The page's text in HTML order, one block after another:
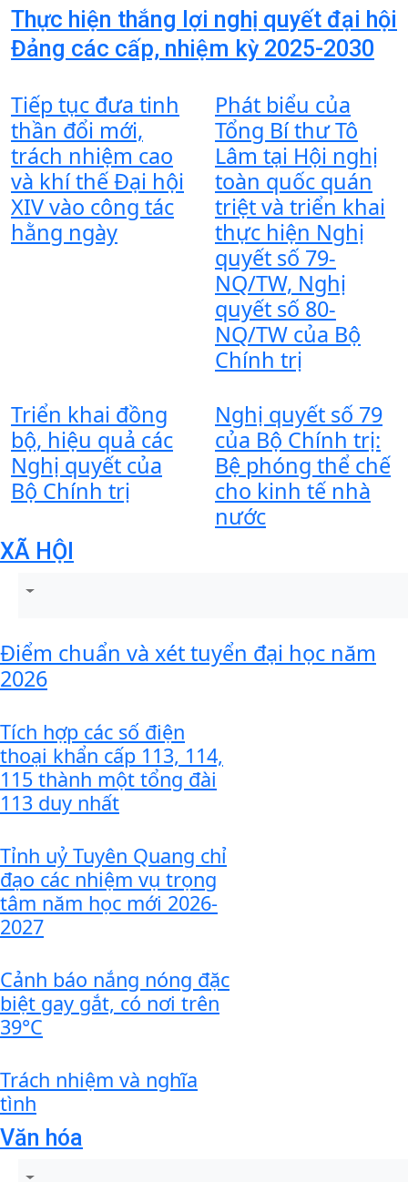
Thực hiện thắng lợi nghị quyết đại hội
Đảng các cấp, nhiệm kỳ 2025-2030
Tiếp tục đưa tinh
thần đổi mới,
trách nhiệm cao
và khí thế Đại hội
XIV vào công tác
hằng ngày
Phát biểu của
Tổng Bí thư Tô
Lâm tại Hội nghị
toàn quốc quán
triệt và triển khai
thực hiện Nghị
quyết số 79-
NQ/TW, Nghị
quyết số 80-
NQ/TW của Bộ
Chính trị
Triển khai đồng
bộ, hiệu quả các
Nghị quyết của
Bộ Chính trị
Nghị quyết số 79
của Bộ Chính trị:
Bệ phóng thể chế
cho kinh tế nhà
nước
XÃ HỘI
Điểm chuẩn và xét tuyển đại học năm
2026
Tích hợp các số điện
thoại khẩn cấp 113, 114,
115 thành một tổng đài
113 duy nhất
Tỉnh uỷ Tuyên Quang chỉ
đạo các nhiệm vụ trọng
tâm năm học mới 2026-
2027
Cảnh báo nắng nóng đặc
biệt gay gắt, có nơi trên
39°C
Trách nhiệm và nghĩa
tình
Văn hóa